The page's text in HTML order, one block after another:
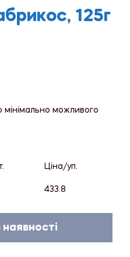
125г
мінімально можливого
Ціна/уп.
433.8